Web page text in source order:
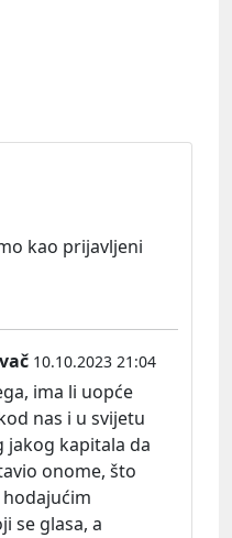
kao prijavljeni
10.10.2023 21:04
ima li uopće
nas i u svijetu
jakog kapitala da
onome, što
se glasa, a